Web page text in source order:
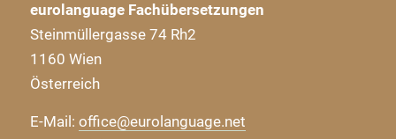
eurolanguage Fachübersetzungen
Steinmüllergasse 74 Rh2
1160 Wien
Österreich
E-Mail: office@eurolanguage.net